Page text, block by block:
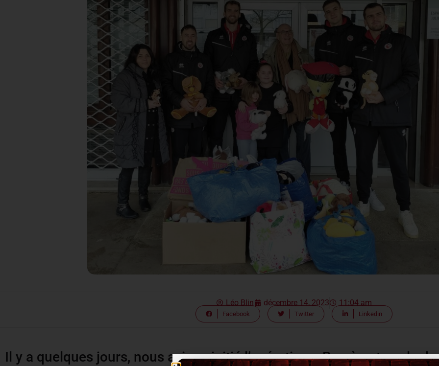
Léo Blin décembre 14, 2023 11:04 am
Facebook Twitter Linkedin
Il y a quelques jours, nous avions initié l’opération « Ramène ta